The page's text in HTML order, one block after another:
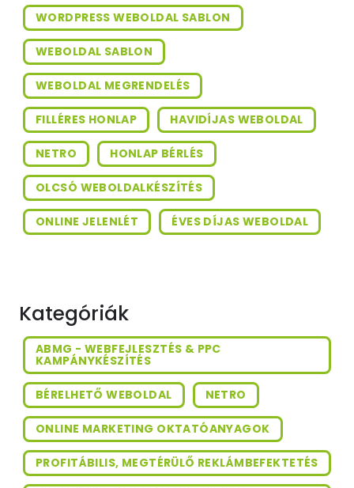
WORDPRESS WEBOLDAL SABLON
WEBOLDAL SABLON
WEBOLDAL MEGRENDELÉS
FILLÉRES HONLAP HAVIDÍJAS WEBOLDAL
NETRO HONLAP BÉRLÉS
OLCSÓ WEBOLDALKÉSZÍTÉS
ONLINE JELENLÉT ÉVES DÍJAS WEBOLDAL
Kategóriák
ABMG - WEBFEJLESZTÉS & PPC
KAMPÁNYKÉSZÍTÉS
BÉRELHETŐ WEBOLDAL NETRO
ONLINE MARKETING OKTATÓANYAGOK
PROFITÁBILIS, MEGTÉRÜLŐ REKLÁMBEFEKTETÉS